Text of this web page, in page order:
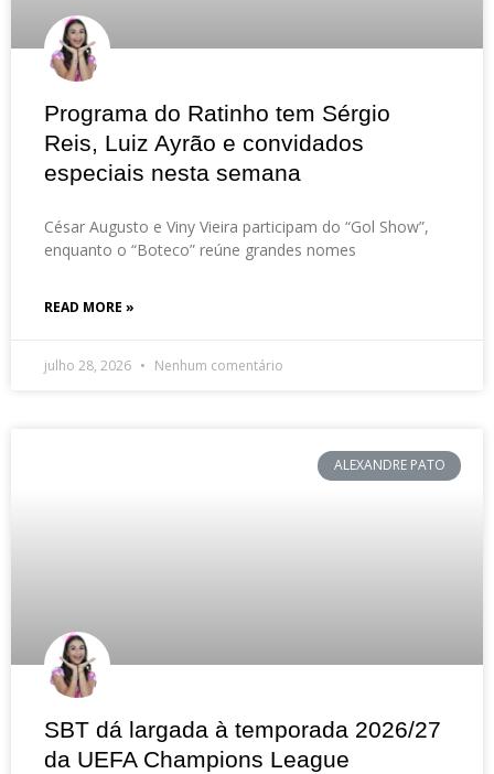
Programa do Ratinho tem Sérgio
Reis, Luiz Ayrão e convidados
especiais nesta semana
César Augusto e Viny Vieira participam do “Gol Show”,
enquanto o “Boteco” reúne grandes nomes
READ MORE »
julho 28, 2026 Nenhum comentário
ALEXANDRE PATO
SBT dá largada à temporada 2026/27
da UEFA Champions League